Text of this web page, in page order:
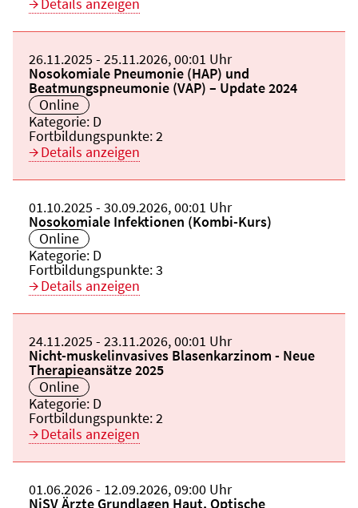
Beginn:
26.11.2025 Ende und Anfangszeit:
- 25.11.2026,00:01 Uhr
Veranstaltungstitel:
Nosokomiale Pneumonie (HAP) und
Beatmungspneumonie (VAP) – Update 2024
Veranstaltungsort:
Online
Kategorie: D
Fortbildungspunkte:2
Details anzeigen
Beginn:
01.10.2025 Ende und Anfangszeit:
- 30.09.2026,00:01 Uhr
Veranstaltungstitel:
Nosokomiale Infektionen (Kombi-Kurs)
Veranstaltungsort:
Online
Kategorie: D
Fortbildungspunkte:3
Details anzeigen
Beginn:
24.11.2025 Ende und Anfangszeit:
- 23.11.2026,00:01 Uhr
Veranstaltungstitel:
Nicht-muskelinvasives Blasenkarzinom - Neue
Therapieansätze 2025
Veranstaltungsort:
Online
Kategorie: D
Fortbildungspunkte:2
Details anzeigen
Beginn:
01.06.2026Ende und Anfangszeit:
- 12.09.2026,09:00 Uhr
Veranstaltungstitel:
NiSV Ärzte Grundlagen Haut, Optische